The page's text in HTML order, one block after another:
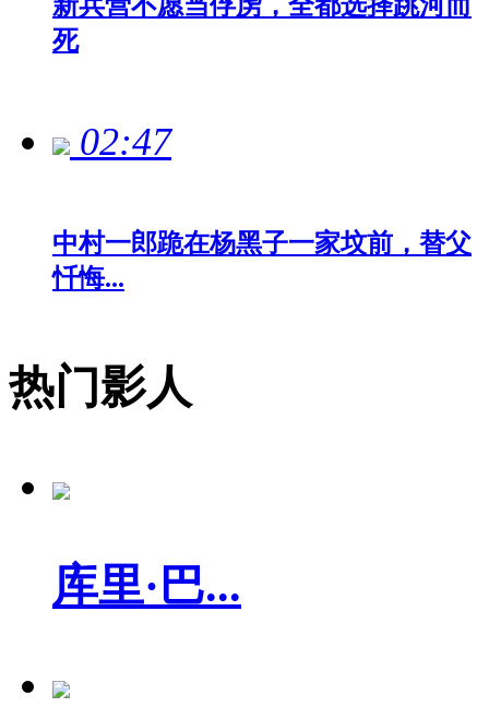
新兵营不愿当俘虏，全都选择跳河而
死
02:47
中村一郎跪在杨黑子一家坟前，替父
忏悔...
热门影人
库里·巴...